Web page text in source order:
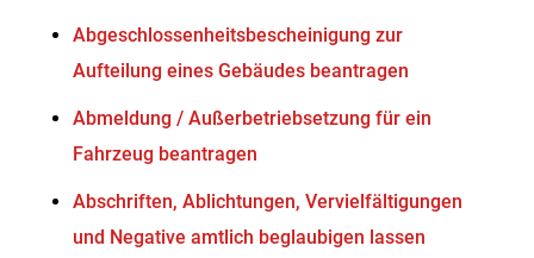
Abgeschlossenheitsbescheinigung zur
Aufteilung eines Gebäudes beantragen
Abmeldung / Außerbetriebsetzung für ein
Fahrzeug beantragen
Abschriften, Ablichtungen, Vervielfältigungen
und Negative amtlich beglaubigen lassen